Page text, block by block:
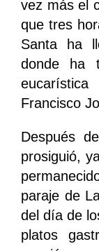
vez más el
que tres
Santa ha
donde ha
Francisco
Después
prosiguió,
paraje de
del día de
platos